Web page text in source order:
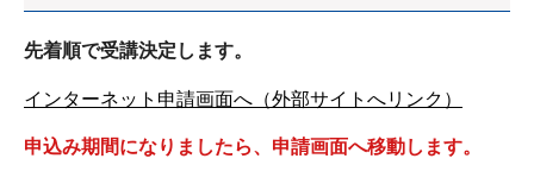
先着順で受講決定します。
インターネット申請画面へ（外部サイトへリンク）
申込み期間になりましたら、申請画面へ移動します。